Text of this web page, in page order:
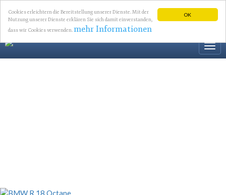
OK
Cookies erleichtern die Bereitstellung unserer Dienste. Mit der
Nutzung unserer Dienste erklären Sie sich damit einverstanden,
dass wir Cookies verwenden.mehr Informationen